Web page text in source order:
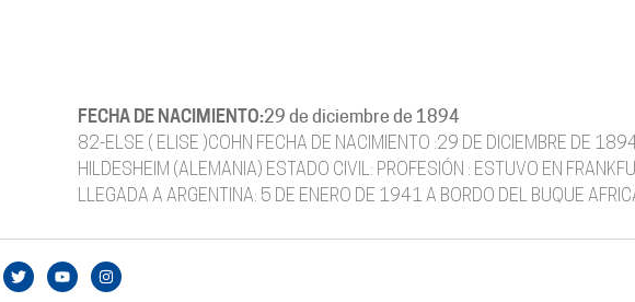
FECHA DE NACIMIENTO:29 de diciembre de 1894
82-ELSE ( ELISE )COHN FECHA DE NACIMIENTO :29 DE DICIEMBRE DE
HILDESHEIM (ALEMANIA) ESTADO CIVIL: PROFESIÓN : ESTUVO EN
LLEGADA A ARGENTINA: 5 DE ENERO DE 1941 A BORDO DEL BUQUE